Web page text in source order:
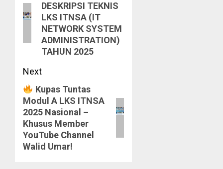
post:DESKRIPSI TEKNIS
LKS ITNSA (IT
NETWORK SYSTEM
ADMINISTRATION)
TAHUN 2025
Next
Next
post:
Kupas Tuntas
Modul A LKS ITNSA
2025 Nasional –
Khusus Member
YouTube Channel
Walid Umar!